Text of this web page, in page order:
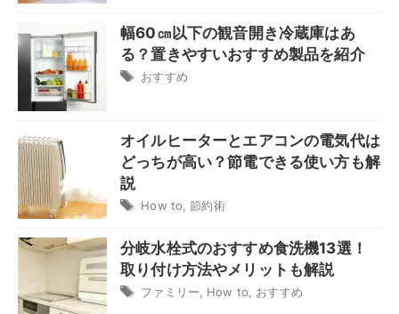
幅60㎝以下の観音開き冷蔵庫はあ
る？置きやすいおすすめ製品を紹介
おすすめ
オイルヒーターとエアコンの電気代は
どっちが高い？節電できる使い方も解
説
How to ,節約術
分岐水栓式のおすすめ食洗機13選！
取り付け方法やメリットも解説
ファミリー How to おすすめ